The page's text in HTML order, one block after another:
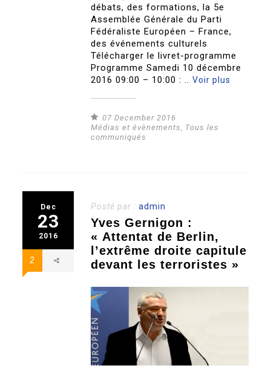
débats, des formations, la 5e
Assemblée Générale du Parti
Fédéraliste Européen – France,
des événements culturels
Télécharger le livret-programme
Programme Samedi 10 décembre
2016 09:00 – 10:00 : ..Voir plus
07 December 2016
Médias et évènements
Tous les
communiqués
Dec
23
2016
2
Posté par :admin
Yves Gernigon :
« Attentat de Berlin,
l’extrême droite capitule
devant les terroristes »